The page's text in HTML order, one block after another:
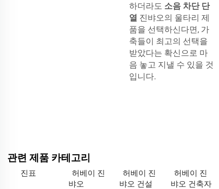
하더라도 소음 차단 단
열 진뱌오의 울타리 제
품을 선택하신다면, 가
축들이 최고의 선택을
받았다는 확신으로 마
음 놓고 지낼 수 있을 것
입니다.
관련 제품 카테고리
진표
허베이 진
뱌오
허베이 진
뱌오 건설
허베이 진
뱌오 건축자